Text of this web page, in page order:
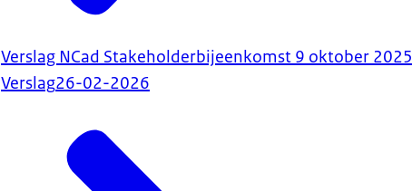
Verslag NCad Stakeholderbijeenkomst 9 oktober 2025
Verslag26-02-2026